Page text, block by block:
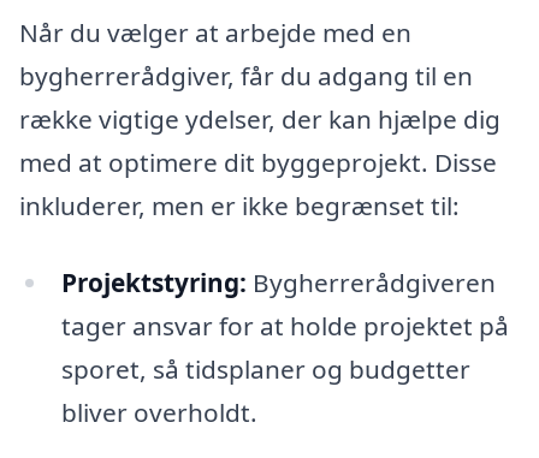
Når du vælger at arbejde med en
bygherrerådgiver, får du adgang til en
række vigtige ydelser, der kan hjælpe dig
med at optimere dit byggeprojekt. Disse
inkluderer, men er ikke begrænset til:
Projektstyring: Bygherrerådgiveren
tager ansvar for at holde projektet på
sporet, så tidsplaner og budgetter
bliver overholdt.